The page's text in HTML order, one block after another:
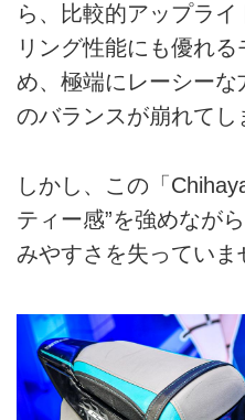
ら、比較的アップラ
リング性能にも優れ
め、極端にレーシーな
のバランスが崩れてし
しかし、この「
ティー感”を強めなが
みやすさを失っていま